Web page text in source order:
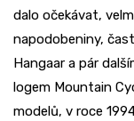
dalo očekávat,
napodobeniny,
Hangaar a pár
logem Mountain
modelů, v roce